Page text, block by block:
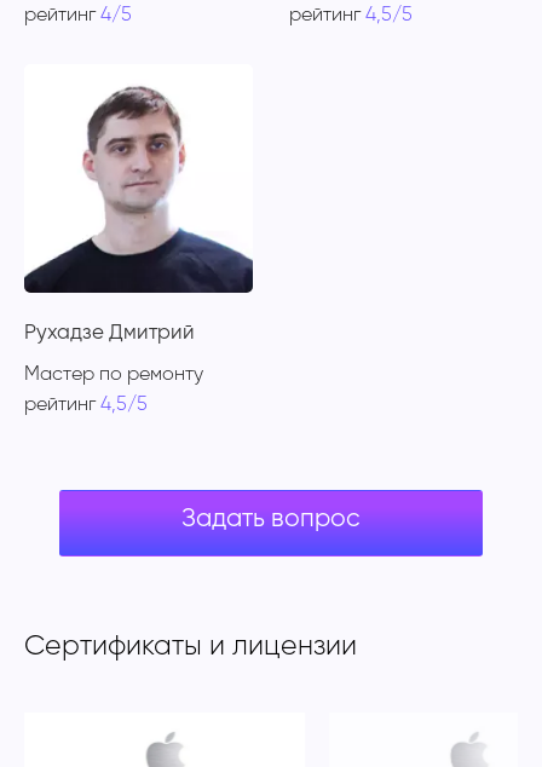
рейтинг4/5 рейтинг4,5/5
Рухадзе Дмитрий
Мастер по ремонту
рейтинг4,5/5
Задать вопрос
Сертификаты и лицензии